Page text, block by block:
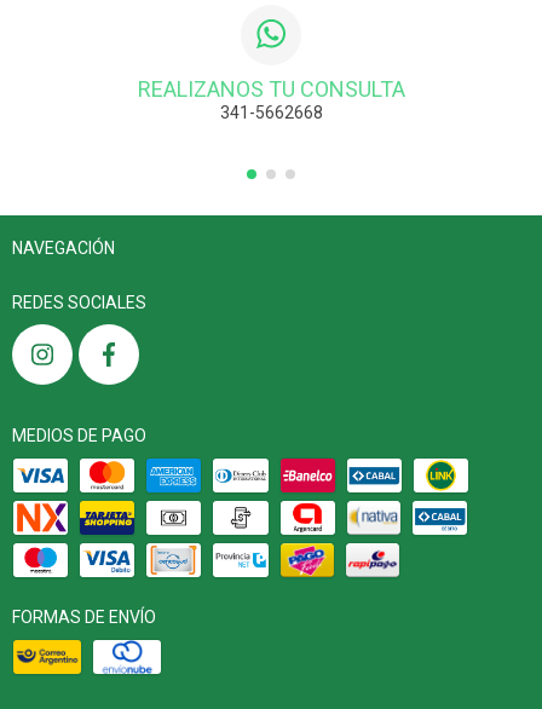
REALIZANOS TU CONSULTA
341-5662668
NAVEGACIÓN
REDES SOCIALES
MEDIOS DE PAGO
FORMAS DE ENVÍO